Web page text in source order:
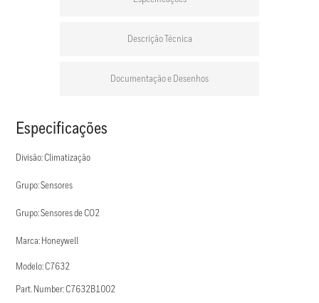
Descrição Técnica
Documentação e Desenhos
Especificações
Divisão: Climatização
Grupo: Sensores
Grupo: Sensores de CO2
Marca: Honeywell
Modelo: C7632
Part. Number: C7632B1002